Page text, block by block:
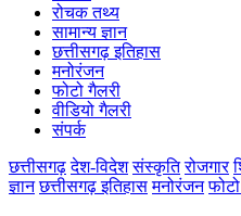
राजनांदगांव
सुकमा
सूरजपुर
सरगुजा
गौरेला पेंड्रा मरवाही
खैरागढ़-छुईखदान-गंडई
सारंगढ़-बिलाईगढ़
मनेन्द्रगढ़ – चिरिमिरी
सक्ति
रोचक तथ्य
सामान्य ज्ञान
छत्तीसगढ़ इतिहास
मनोरंजन
फोटो गैलरी
वीडियो गैलरी
संपर्क
छत्तीसगढ़ देश-विदेश संस्कृति रोजगार
ज्ञान छत्तीसगढ़ इतिहास मनोरंजन